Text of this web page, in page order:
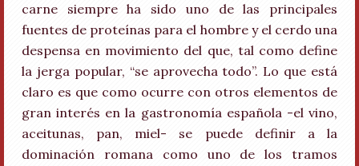
carne siempre ha sido uno de las principales
fuentes de proteínas para el hombre y el cerdo una
despensa en movimiento del que, tal como define
la jerga popular, “se aprovecha todo”. Lo que está
claro es que como ocurre con otros elementos de
gran interés en la gastronomía española -el vino,
aceitunas, pan, miel- se puede definir a la
dominación romana como uno de los tramos